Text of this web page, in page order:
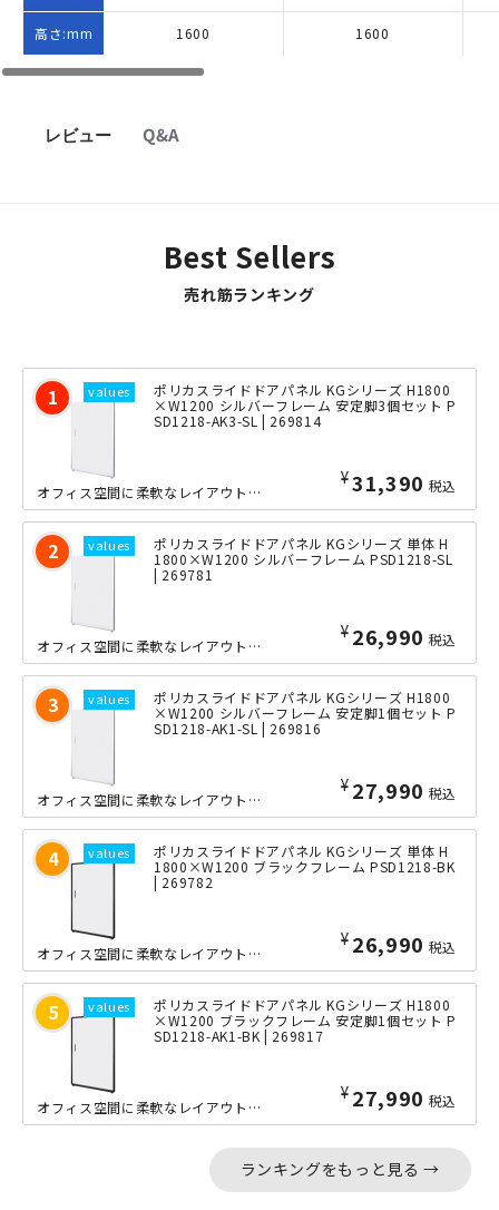
高さ:mm 1600 1600
レビュー Q&A
Best Sellers
売れ筋ランキング
ポリカスライドドアパネル KGシリーズ H1800
×W1200 シルバーフレーム 安定脚3個セット P
SD1218-AK3-SL | 269814
¥31,390 税込
オフィス空間に柔軟なレイアウトを実現する、当店定番ローパーテーションシリーズのス...
ポリカスライドドアパネル KGシリーズ 単体 H
1800×W1200 シルバーフレーム PSD1218-SL
| 269781
¥ 26,990 税込
オフィス空間に柔軟なレイアウトを実現する、当店定番ローパーテーションシリーズのス...
ポリカスライドドアパネル KGシリーズ H1800
×W1200 シルバーフレーム 安定脚1個セット P
SD1218-AK1-SL | 269816
¥ 27,990 税込
オフィス空間に柔軟なレイアウトを実現する、当店定番ローパーテーションシリーズのス...
ポリカスライドドアパネル KGシリーズ 単体 H
1800×W1200 ブラックフレーム PSD1218-BK
| 269782
¥ 26,990 税込
オフィス空間に柔軟なレイアウトを実現する、当店定番ローパーテーションシリーズのス...
ポリカスライドドアパネル KGシリーズ H1800
×W1200 ブラックフレーム 安定脚1個セット P
SD1218-AK1-BK | 269817
¥ 27,990 税込
オフィス空間に柔軟なレイアウトを実現する、当店定番ローパーテーションシリーズのス...
ランキングをもっと見る →